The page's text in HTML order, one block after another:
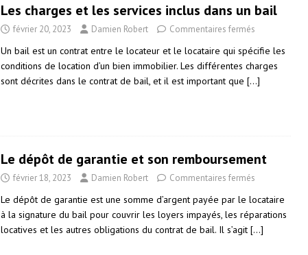
Les charges et les services inclus dans un bail
février 20, 2023 Damien Robert Commentaires fermés
Un bail est un contrat entre le locateur et le locataire qui spécifie les
conditions de location d’un bien immobilier. Les différentes charges
sont décrites dans le contrat de bail, et il est important que […]
Le dépôt de garantie et son remboursement
février 18, 2023 Damien Robert Commentaires fermés
Le dépôt de garantie est une somme d’argent payée par le locataire
à la signature du bail pour couvrir les loyers impayés, les réparations
locatives et les autres obligations du contrat de bail. Il s’agit […]